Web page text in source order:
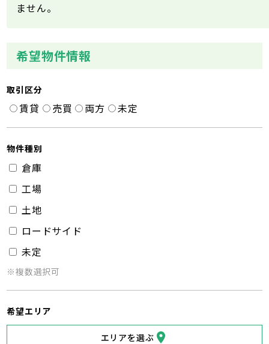
ません。
希望物件情報
取引区分
賃貸 売買 両方 未定
物件種別
倉庫
工場
土地
ロードサイド
未定
※複数選択可
希望エリア
エリアを選ぶ